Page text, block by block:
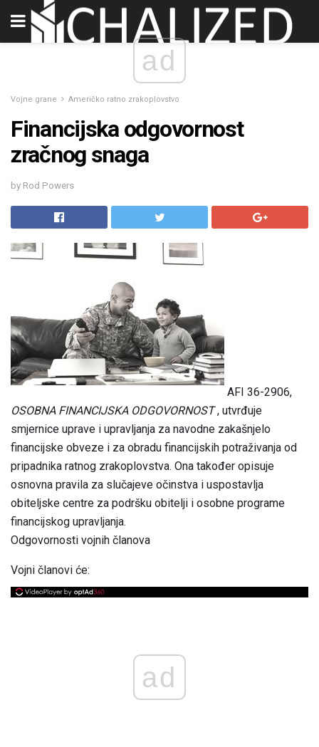
ad
Vojne grane Američko ratno zrakoplovstvo
Financijska odgovornost
zračnog snaga
by Rod Powers
AFI 36-2906,
OSOBNA FINANCIJSKA ODGOVORNOST, utvrđuje
smjernice uprave i upravljanja za navodne zakašnjelo
financijske obveze i za obradu financijskih potraživanja od
pripadnika ratnog zrakoplovstva. Ona također opisuje
osnovna pravila za slučajeve očinstva i uspostavlja
obiteljske centre za podršku obitelji i osobne programe
financijskog upravljanja.
Odgovornosti vojnih članova
Vojni članovi će:
ad